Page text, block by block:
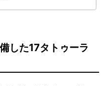
した17タトゥーラ